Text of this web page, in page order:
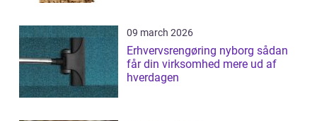
09 march 2026
Erhvervsrengøring nyborg sådan
får din virksomhed mere ud af
hverdagen